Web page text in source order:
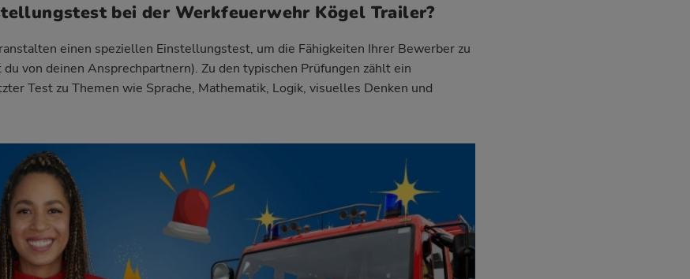
bei der Werkfeuerwehr Kögel Trailer?
einen speziellen Einstellungstest, um die Fähigkeiten Ihrer Bewerber zu
von deinen Ansprechpartnern). Zu den typischen Prüfungen zählt ein
Test zu Themen wie Sprache, Mathematik, Logik, visuelles Denken und